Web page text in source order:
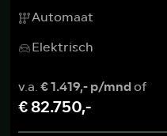
Automaat
Elektrisch
v.a.€ 1.419,- p/mndof
€ 82.750,-